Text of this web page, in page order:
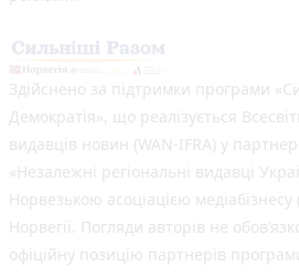
Здійснено за підтримки програми
Демократія», що реалізується
видавців новин (WAN-IFRA) у
«Незалежні регіональні видавці
Норвезькою асоціацією медіабізнесу
Норвегії. Погляди авторів не
офіційну позицію партнерів